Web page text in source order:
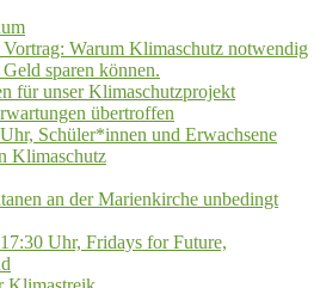
Warum Klimaschutz notwendig
sparen können.
für unser Klimaschutzprojekt
übertroffen
Schüler*innen und Erwachsene
Klimaschutz
an der Marienkirche unbedingt
Uhr, Fridays for Future,